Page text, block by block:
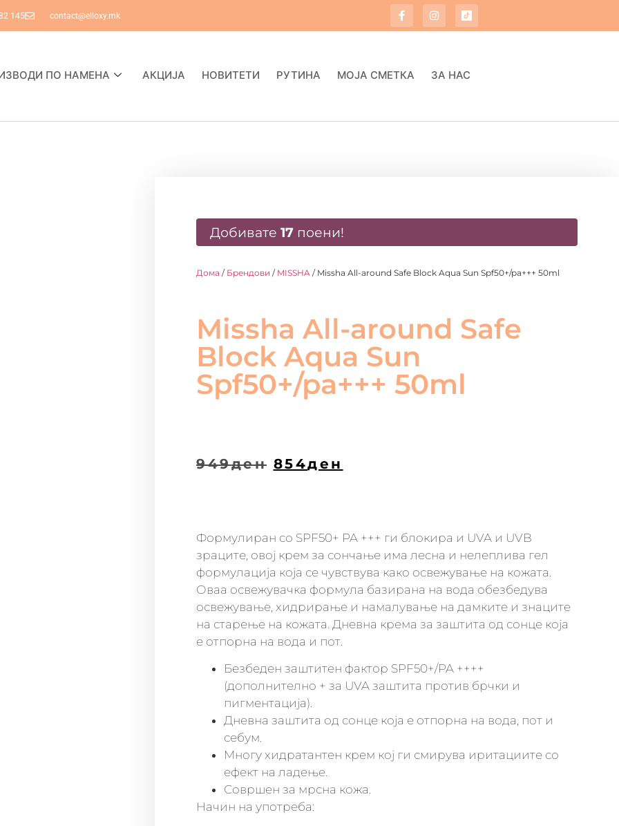
145 contact@elloxy.mk
ПО НАМЕНА АКЦИЈА НОВИТЕТИ РУТИНА МОЈА СМЕТКА ЗА НАС
Добивате 17 поени!
Дома / Брендови / MISSHA / Missha All-around Safe Block Aqua Sun Spf50+/pa+++ 50ml
Missha All-around Safe
Block Aqua Sun
Spf50+/pa+++ 50ml
949ден 854ден
Формулиран со SPF50+ PA +++ ги блокира и UVA и UVB
зраците, овој крем за сончање има лесна и нелеплива гел
формулација која се чувствува како освежување на кожата.
Оваа освежувачка формула базирана на вода обезбедува
освежување, хидрирање и намалување на дамките и знаците
на старење на кожата. Дневна крема за заштита од сонце која
е отпорна на вода и пот.
Безбеден заштитен фактор SPF50+/PA ++++
(дополнително + за UVA заштита против брчки и
пигментација).
Дневна заштита од сонце која е отпорна на вода, пот и
себум.
Многу хидратантен крем кој ги смирува иритациите со
ефект на ладење.
Совршен за мрсна кожа.
Начин на употреба: